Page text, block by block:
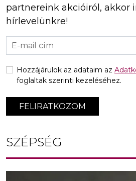
partnereink akcióiról, akkor
hírlevelünkre!
FELIRATKOZOM
Hozzájárulok az adataim az
foglaltak szerinti kezeléséhez.
SZÉPSÉG